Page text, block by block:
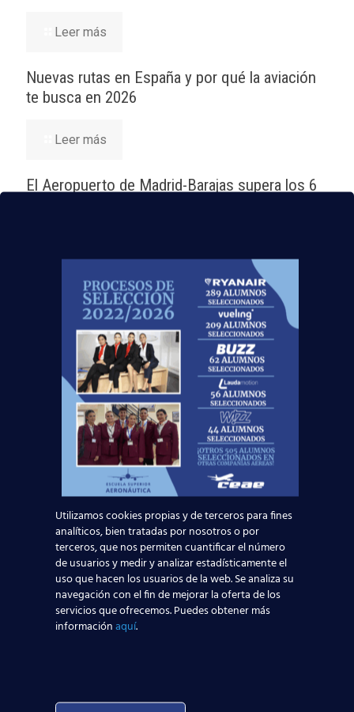
Leer más
Nuevas rutas en España y por qué la aviación
te busca en 2026
Leer más
El Aeropuerto de Madrid-Barajas supera los 6
Curso:
Centro: Edad:
facilite con la finalidad de gestionar su consulta y
Utilizamos cookies propias y de terceros para fines
analíticos, bien tratadas por nosotros o por
terceros, que nos permiten cuantificar el número
de usuarios y medir y analizar estadísticamente el
uso que hacen los usuarios de la web. Se analiza su
navegación con el fin de mejorar la oferta de los
servicios que ofrecemos. Puedes obtener más
informaciónaquí.